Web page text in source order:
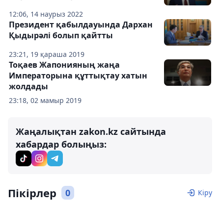
12:06, 14 наурыз 2022
23:21, 19 қараша 2019
Президент қабылдауында Дархан
Қыдырәлі болып қайтты
23:18, 02 мамыр 2019
Тоқаев Жапонияның жаңа
Императорына құттықтау хатын
жолдады
Жаңалықтан zakon.kz сайтында
хабардар болыңыз:
Пікірлер 0 Кіру